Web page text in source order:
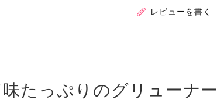
レビューを書く
たっぷりのグリューナー